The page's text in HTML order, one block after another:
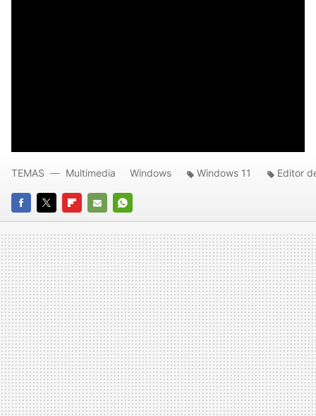
FACEBOOK
TWITTERFLIPBOARD
E-
MAIL
WHATSAPP
TEMAS Multimedia Windows Windows 11 Editor